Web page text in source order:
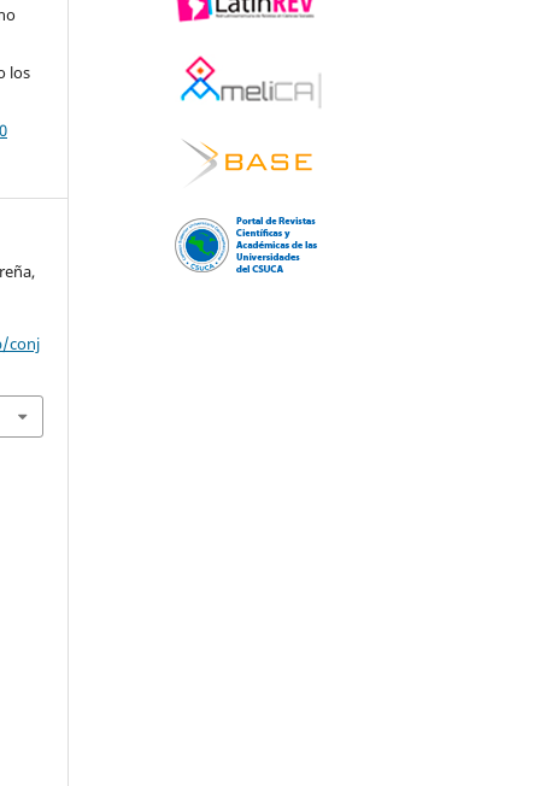
los
conj